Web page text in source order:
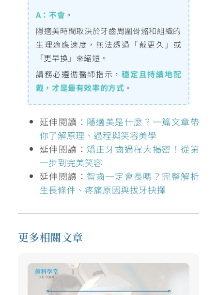
A：不會 。
隱適美時間取決於牙齒周圍骨骼和組織的
生理適應速度，無法透過「戴更久」或
「更早換」來縮短。
請務必遵循醫師指示，穩定且持續地配
戴，才是最有效率的方式 。
延伸閱讀： 隱適美是什麼？一篇文章帶
你了解原理、過程與笑容美學
延伸閱讀： 矯正牙齒過程大揭密！從第
一步到完美笑容
延伸閱讀： 智齒一定會長嗎？完整解析
生長條件、疼痛原因與拔牙抉擇
更多相關文章